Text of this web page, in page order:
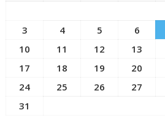
3
4 5 6
10
11 12 13
17
18 19 20
24
25 26 27
31